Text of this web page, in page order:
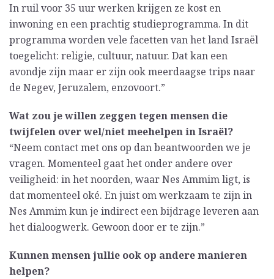
In ruil voor 35 uur werken krijgen ze kost en
inwoning en een prachtig studieprogramma. In dit
programma worden vele facetten van het land Israël
toegelicht: religie, cultuur, natuur. Dat kan een
avondje zijn maar er zijn ook meerdaagse trips naar
de Negev, Jeruzalem, enzovoort.”
Wat zou je willen zeggen tegen mensen die
twijfelen over wel/niet meehelpen in Israël?
“Neem contact met ons op dan beantwoorden we je
vragen. Momenteel gaat het onder andere over
veiligheid: in het noorden, waar Nes Ammim ligt, is
dat momenteel oké. En juist om werkzaam te zijn in
Nes Ammim kun je indirect een bijdrage leveren aan
het dialoogwerk. Gewoon door er te zijn.”
Kunnen mensen jullie ook op andere manieren
helpen?